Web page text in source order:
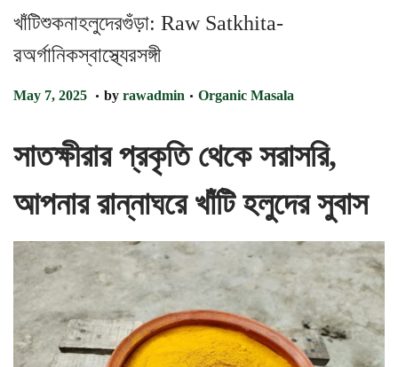
খাঁটিশুকনাহলুদেরগুঁড়া: Raw Satkhita-
রঅর্গানিকস্বাস্থ্যেরসঙ্গী
P
t
o
May 7, 2025 A
u
s
,
2
2
5
. by rawadmin . P
t
e
i
Organic Masala
সাতক্ষীরার প্রকৃতি থেকে সরাসরি,
আপনার রান্নাঘরে খাঁটি হলুদের সুবাস